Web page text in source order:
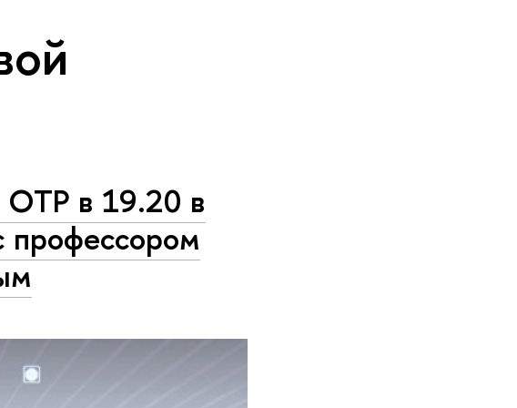
ОТР в 19.20 в
профессором